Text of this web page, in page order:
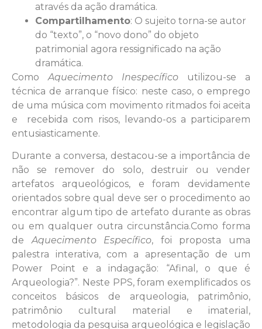
através da ação dramática.
Compartilhamento: O sujeito torna-se autor
do “texto”, o “novo dono” do objeto
patrimonial agora ressignificado na ação
dramática.
Como Aquecimento Inespecífico utilizou-se a
técnica de arranque físico: neste caso, o emprego
de uma música com movimento ritmados foi aceita
e recebida com risos, levando-os a participarem
entusiasticamente.
Durante a conversa, destacou-se a importância de
não se remover do solo, destruir ou vender
artefatos arqueológicos, e foram devidamente
orientados sobre qual deve ser o procedimento ao
encontrar algum tipo de artefato durante as obras
ou em qualquer outra circunstância.Como forma
deAquecimento Específico, foi proposta uma
palestra interativa, com a apresentação de um
Power Point e a indagação: “Afinal, o que é
Arqueologia?”. Neste PPS, foram exemplificados os
conceitos básicos de arqueologia, patrimônio,
patrimônio cultural material e imaterial,
metodologia da pesquisa arqueológica e legislação